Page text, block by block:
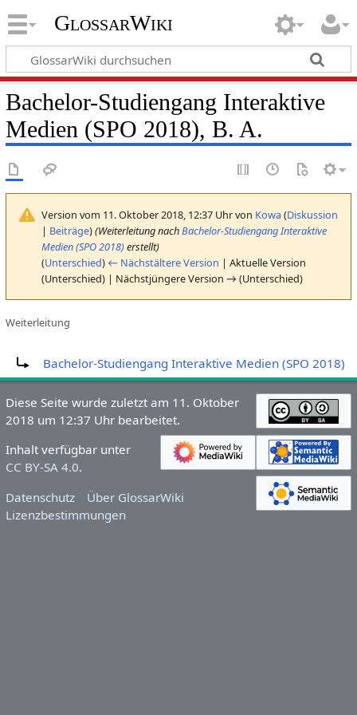
GlossarWiki
Bachelor-Studiengang Interaktive
Medien (SPO 2018), B. A.
Version vom 11. Oktober 2018, 12:37 Uhr von Kowa(Diskussion
| Beiträge)(Weiterleitung nachBachelor-Studiengang Interaktive
Medien (SPO 2018)erstellt)
(Unterschied) ← Nächstältere Version | Aktuelle Version
(Unterschied) | Nächstjüngere Version → (Unterschied)
Weiterleitung
Bachelor-Studiengang Interaktive Medien (SPO 2018)
Diese Seite wurde zuletzt am 11. Oktober
2018 um 12:37 Uhr bearbeitet.
Inhalt verfügbar unter
CC BY-SA 4.0.
Datenschutz
Über GlossarWiki
Lizenzbestimmungen